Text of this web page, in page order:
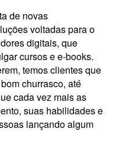
de novas
voltadas para o
digitais, que
cursos e e-books.
temos clientes que
churrasco, até
cada vez mais as
suas habilidades e
lançando algum